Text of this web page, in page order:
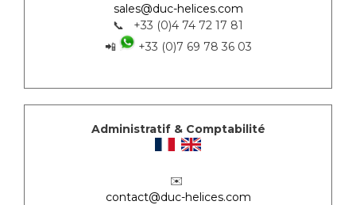
sales@duc-helices.com
📞 +33 (0)4 74 72 17 81
📲
+33 (0)7 69 78 36 03
Administratif & Comptabilité
✉️
contact@duc-helices.com